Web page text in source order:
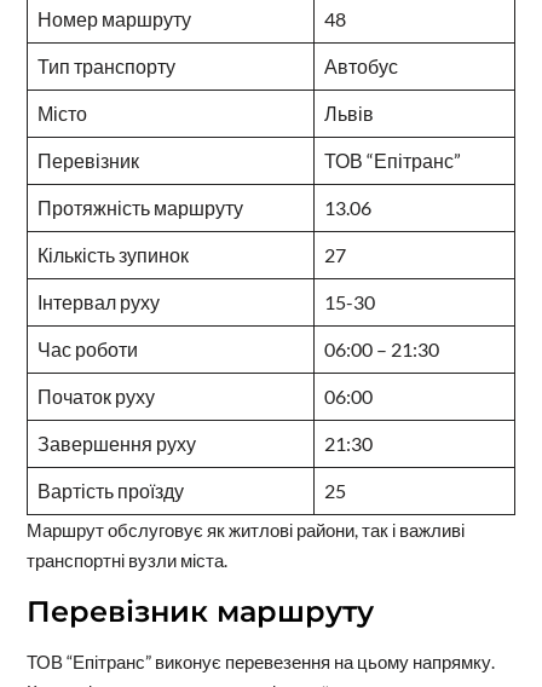
Номер маршруту 48
Тип транспорту Автобус
Місто Львів
Перевізник ТОВ “Епітранс”
Протяжність маршруту 13.06
Кількість зупинок 27
Інтервал руху 15-30
Час роботи 06:00 – 21:30
Початок руху 06:00
Завершення руху 21:30
Вартість проїзду 25
Маршрут обслуговує як житлові райони, так і важливі
транспортні вузли міста.
Перевізник маршруту
ТОВ “Епітранс” виконує перевезення на цьому напрямку.